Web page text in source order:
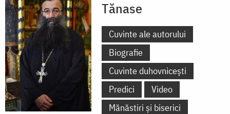
Tănase
Cuvinte ale autorului
Biografie
Cuvinte duhovnicești
Predici
Video
Mănăstiri și biserici